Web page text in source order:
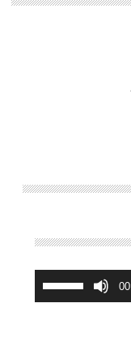
برای
افزایش
یا
صدا